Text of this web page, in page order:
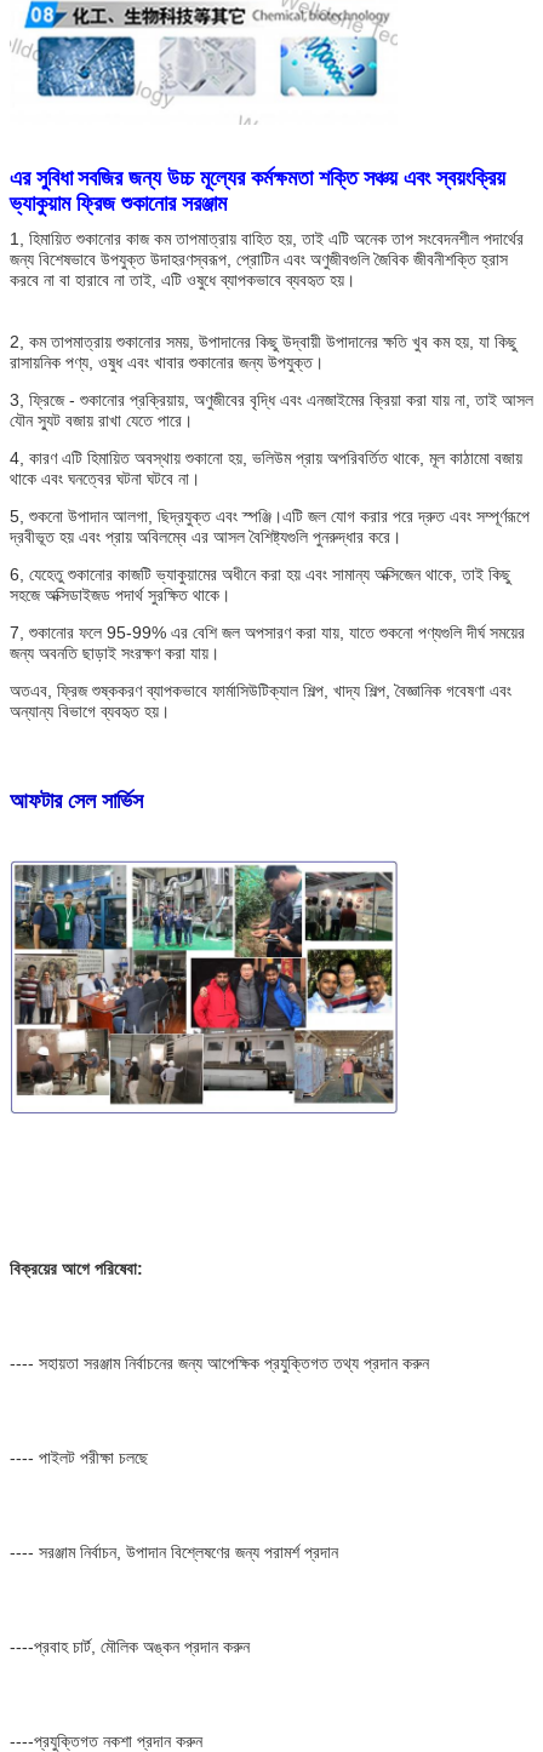
এর সুবিধা সবজির জন্য উচ্চ মূল্যের কর্মক্ষমতা শক্তি সঞ্চয় এবং স্বয়ংক্রিয়
ভ্যাকুয়াম ফ্রিজ শুকানোর সরঞ্জাম
1, হিমায়িত শুকানোর কাজ কম তাপমাত্রায় বাহিত হয়, তাই এটি অনেক তাপ সংবেদনশীল পদার্থের
জন্য বিশেষভাবে উপযুক্ত উদাহরণস্বরূপ, প্রোটিন এবং অণুজীবগুলি জৈবিক জীবনীশক্তি হ্রাস
করবে না বা হারাবে না তাই, এটি ওষুধে ব্যাপকভাবে ব্যবহৃত হয়।
2, কম তাপমাত্রায় শুকানোর সময়, উপাদানের কিছু উদ্বায়ী উপাদানের ক্ষতি খুব কম হয়, যা কিছু
রাসায়নিক পণ্য, ওষুধ এবং খাবার শুকানোর জন্য উপযুক্ত।
3, ফ্রিজে - শুকানোর প্রক্রিয়ায়, অণুজীবের বৃদ্ধি এবং এনজাইমের ক্রিয়া করা যায় না, তাই আসল
যৌন স্যুট বজায় রাখা যেতে পারে।
4, কারণ এটি হিমায়িত অবস্থায় শুকানো হয়, ভলিউম প্রায় অপরিবর্তিত থাকে, মূল কাঠামো বজায়
থাকে এবং ঘনত্বের ঘটনা ঘটবে না।
5, শুকনো উপাদান আলগা, ছিদ্রযুক্ত এবং স্পঞ্জি।এটি জল যোগ করার পরে দ্রুত এবং সম্পূর্ণরূপে
দ্রবীভূত হয় এবং প্রায় অবিলম্বে এর আসল বৈশিষ্ট্যগুলি পুনরুদ্ধার করে।
6, যেহেতু শুকানোর কাজটি ভ্যাকুয়ামের অধীনে করা হয় এবং সামান্য অক্সিজেন থাকে, তাই কিছু
সহজে অক্সিডাইজড পদার্থ সুরক্ষিত থাকে।
7, শুকানোর ফলে 95-99% এর বেশি জল অপসারণ করা যায়, যাতে শুকনো পণ্যগুলি দীর্ঘ সময়ের
জন্য অবনতি ছাড়াই সংরক্ষণ করা যায়।
অতএব, ফ্রিজ শুষ্ককরণ ব্যাপকভাবে ফার্মাসিউটিক্যাল শিল্প, খাদ্য শিল্প, বৈজ্ঞানিক গবেষণা এবং
অন্যান্য বিভাগে ব্যবহৃত হয়।
আফটার সেল সার্ভিস
বিক্রয়ের আগে পরিষেবা:
---- সহায়তা সরঞ্জাম নির্বাচনের জন্য আপেক্ষিক প্রযুক্তিগত তথ্য প্রদান করুন
---- পাইলট পরীক্ষা চলছে
---- সরঞ্জাম নির্বাচন, উপাদান বিশ্লেষণের জন্য পরামর্শ প্রদান
----প্রবাহ চার্ট, মৌলিক অঙ্কন প্রদান করুন
----প্রযুক্তিগত নকশা প্রদান করুন